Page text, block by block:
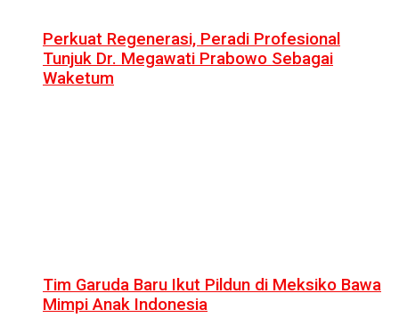
Perkuat Regenerasi, Peradi Profesional
Tunjuk Dr. Megawati Prabowo Sebagai
Waketum
Tim Garuda Baru Ikut Pildun di Meksiko Bawa
Mimpi Anak Indonesia